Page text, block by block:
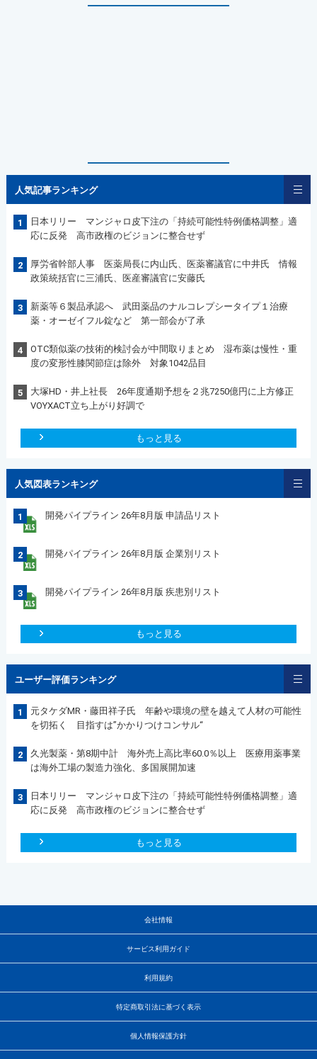
人気記事ランキング
1
日本リリー マンジャロ皮下注の「持続可能性特例価格調整」適
応に反発 高市政権のビジョンに整合せず
2
厚労省幹部人事 医薬局長に内山氏、医薬審議官に中井氏 情報
政策統括官に三浦氏、医産審議官に安藤氏
3
新薬等６製品承認へ 武田薬品のナルコレプシータイプ１治療
薬・オーゼイフル錠など 第一部会が了承
4
OTC類似薬の技術的検討会が中間取りまとめ 湿布薬は慢性・重
度の変形性膝関節症は除外 対象1042品目
5
大塚HD・井上社長 26年度通期予想を２兆7250億円に上方修正
VOYXACT立ち上がり好調で
もっと見る
人気図表ランキング
1 開発パイプライン 26年8月版 申請品リスト
2 開発パイプライン 26年8月版 企業別リスト
3 開発パイプライン 26年8月版 疾患別リスト
もっと見る
ユーザー評価ランキング
1
元タケダMR・藤田祥子氏 年齢や環境の壁を越えて人材の可能性
を切拓く 目指すは”かかりつけコンサル“
2
久光製薬・第8期中計 海外売上高比率60.0％以上 医療用薬事業
は海外工場の製造力強化、多国展開加速
3
日本リリー マンジャロ皮下注の「持続可能性特例価格調整」適
応に反発 高市政権のビジョンに整合せず
もっと見る
会社情報
サービス利用ガイド
利用規約
特定商取引法に基づく表示
個人情報保護方針